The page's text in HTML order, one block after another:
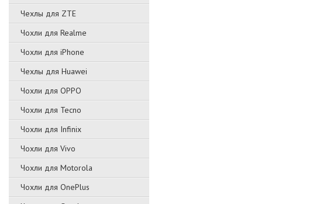
Чехлы для ZTE
Чохли для Realme
Чохли для iPhone
Чехлы для Huawei
Чохли для OPPO
Чохли для Tecno
Чохли для Infinix
Чохли для Vivo
Чохли для Motorola
Чохли для OnePlus